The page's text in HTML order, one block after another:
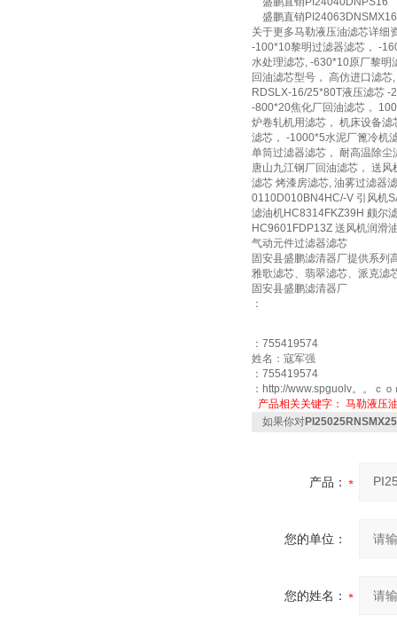
盛鹏直销
关于更多马勒液压油滤芯详细
-100*10黎明过滤器滤芯， -
水处理滤芯, -630*10原厂黎
回油滤芯型号， 高仿进口滤
RDSLX-16/25*80T液压滤芯 -
-800*20焦化厂回油滤芯，
炉卷轧机用滤芯， 机床设备
滤芯， -1000*5水泥厂篦冷机
单筒过滤器滤芯， 耐高温除
唐山九江钢厂回油滤芯， 送
滤芯 烤漆房滤芯, 油雾过滤器
0110D010BN4HC/-V 引风机
滤油机HC8314FKZ39H 颇尔
HC9601FDP13Z 送风机润滑
气动元件过滤器滤芯
固安县盛鹏滤清器厂提供系列
雅歌滤芯、翡翠滤芯、派克滤
固安县盛鹏滤清器厂
：
：755419574
姓名：寇军强
：755419574
：http://www.spguolv。。ｃｏ
产品相关关键字： 马勒液压
如果你对
产品：
您的单位：
您的姓名：